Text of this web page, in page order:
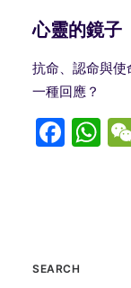
心靈的鏡子
抗命、認命與
一種回應？
SEARCH